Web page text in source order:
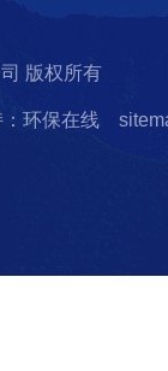
版权所有
环保在线